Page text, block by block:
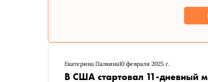
Екатерина Палкина10 февраля 2025 г.
В США стартовал 11-дневный